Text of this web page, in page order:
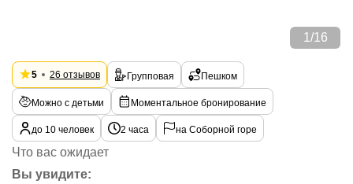
1 /16
5 26 отзывов Групповая Пешком
Можно с детьми Моментальное бронирование
до 10 человек 2 часа на Соборной горе
Что вас ожидает
Вы увидите: